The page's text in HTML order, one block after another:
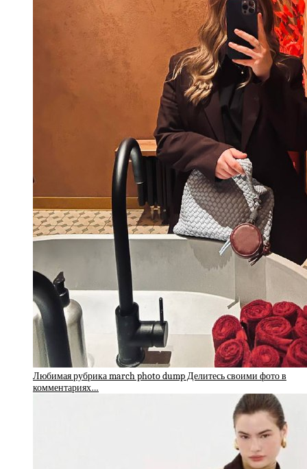
Любимая рубрика march photo dump Делитесь своими фото в
комментариях…